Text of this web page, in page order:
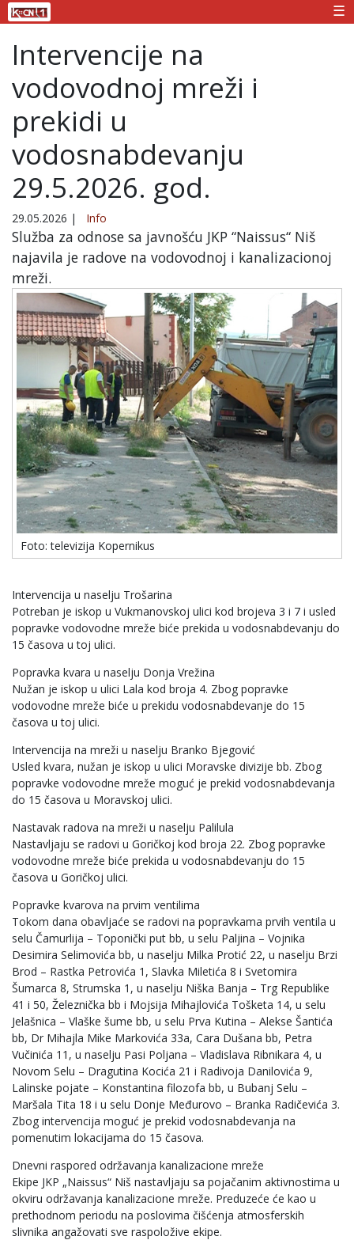
☰
Intervencije na
vodovodnoj mreži i
prekidi u
vodosnabdevanju
29.5.2026. god.
29.05.2026 | Info
Služba za odnose sa javnošću JKP “Naissus“ Niš
najavila je radove na vodovodnoj i kanalizacionoj
mreži.
Foto: televizija Kopernikus
Intervencija u naselju Trošarina
Potreban je iskop u Vukmanovskoj ulici kod brojeva 3 i 7 i usled
popravke vodovodne mreže biće prekida u vodosnabdevanju do
15 časova u toj ulici.
Popravka kvara u naselju Donja Vrežina
Nužan je iskop u ulici Lala kod broja 4. Zbog popravke
vodovodne mreže biće u prekidu vodosnabdevanje do 15
časova u toj ulici.
Intervencija na mreži u naselju Branko Bjegović
Usled kvara, nužan je iskop u ulici Moravske divizije bb. Zbog
popravke vodovodne mreže moguć je prekid vodosnabdevanja
do 15 časova u Moravskoj ulici.
Nastavak radova na mreži u naselju Palilula
Nastavljaju se radovi u Goričkoj kod broja 22. Zbog popravke
vodovodne mreže biće prekida u vodosnabdevanju do 15
časova u Goričkoj ulici.
Popravke kvarova na prvim ventilima
Tokom dana obavljaće se radovi na popravkama prvih ventila u
selu Čamurlija – Toponički put bb, u selu Paljina – Vojnika
Desimira Selimovića bb, u naselju Milka Protić 22, u naselju Brzi
Brod – Rastka Petrovića 1, Slavka Miletića 8 i Svetomira
Šumarca 8, Strumska 1, u naselju Niška Banja – Trg Republike
41 i 50, Železnička bb i Mojsija Mihajlovića Tošketa 14, u selu
Jelašnica – Vlaške šume bb, u selu Prva Kutina – Alekse Šantića
bb, Dr Mihajla Mike Markovića 33a, Cara Dušana bb, Petra
Vučinića 11, u naselju Pasi Poljana – Vladislava Ribnikara 4, u
Novom Selu – Dragutina Kocića 21 i Radivoja Danilovića 9,
Lalinske pojate – Konstantina filozofa bb, u Bubanj Selu –
Maršala Tita 18 i u selu Donje Međurovo – Branka Radičevića 3.
Zbog intervencija moguć je prekid vodosnabdevanja na
pomenutim lokacijama do 15 časova.
Dnevni raspored održavanja kanalizacione mreže
Ekipe JKP „Naissus“ Niš nastavljaju sa pojačanim aktivnostima u
okviru održavanja kanalizacione mreže. Preduzeće će kao u
prethodnom periodu na poslovima čišćenja atmosferskih
slivnika angažovati sve raspoložive ekipe.